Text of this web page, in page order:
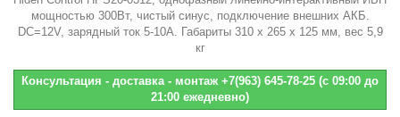
мощностью 300Вт, чистый синус, подключение внешних АКБ.
DC=12V, зарядный ток 5-10А. Габариты 310 х 265 х 125 мм, вес 5,9
кг
Консультация - доставка - монтаж +7(963) 645-78-25 (с 09:00 до
21:00 ежедневно)